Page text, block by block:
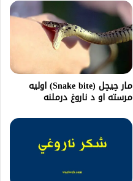
مار چيچل (Snake bite) اوليه
مرسته او د ناروغ درملنه